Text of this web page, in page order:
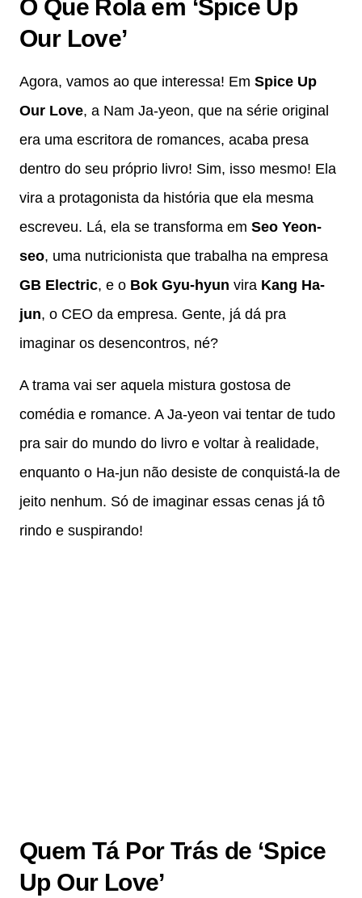
O Que Rola em ‘Spice Up
Our Love’
Agora, vamos ao que interessa! Em Spice Up
Our Love, a Nam Ja-yeon, que na série original
era uma escritora de romances, acaba presa
dentro do seu próprio livro! Sim, isso mesmo! Ela
vira a protagonista da história que ela mesma
escreveu. Lá, ela se transforma em Seo Yeon-
seo, uma nutricionista que trabalha na empresa
GB Electric, e o Bok Gyu-hyun vira Kang Ha-
jun, o CEO da empresa. Gente, já dá pra
imaginar os desencontros, né?
A trama vai ser aquela mistura gostosa de
comédia e romance. A Ja-yeon vai tentar de tudo
pra sair do mundo do livro e voltar à realidade,
enquanto o Ha-jun não desiste de conquistá-la de
jeito nenhum. Só de imaginar essas cenas já tô
rindo e suspirando!
Quem Tá Por Trás de ‘Spice
Up Our Love’